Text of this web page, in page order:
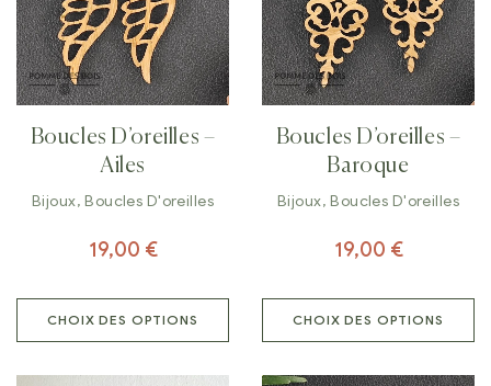
Boucles D’oreilles –
Ailes
Bijoux,Boucles D'oreilles
19,00 €
CHOIX DES OPTIONS
Boucles D’oreilles –
Baroque
Bijoux,Boucles D'oreilles
19,00 €
CHOIX DES OPTIONS